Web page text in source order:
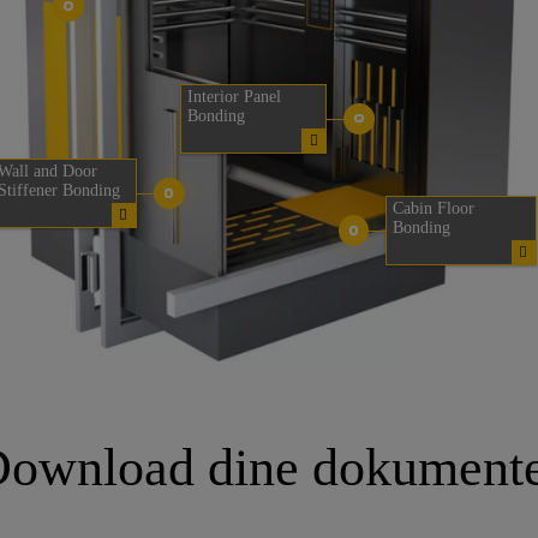
and Door
Bonding
Interior Panel
Bonding
Cabin Floor
Bonding
dine